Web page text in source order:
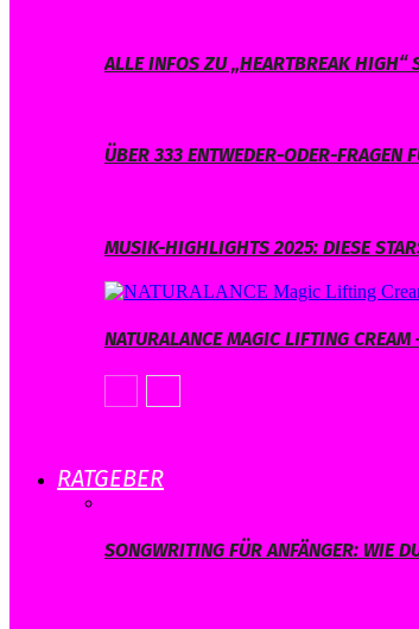
ALLE INFOS ZU „HEARTBREAK HIGH“
ÜBER 333 ENTWEDER-ODER-FRAGEN
MUSIK-HIGHLIGHTS 2025: DIESE
NATURALANCE MAGIC LIFTING
RATGEBER
SONGWRITING FÜR ANFÄNGER: WIE